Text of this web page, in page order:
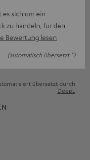
sich um ein
zu handeln, für den
Bewertung lesen
(automatisch übersetzt *)
übersetzt durch
DeepL